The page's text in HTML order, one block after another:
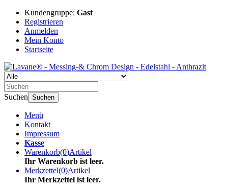
Kundengruppe: Gast
Registrieren
Anmelden
Mein Konto
Startseite
Suchen Suchen
Menü
Kontakt
Impressum
Kasse
Warenkorb(0)Artikel
Ihr Warenkorb ist leer.
Merkzettel(0)Artikel
Ihr Merkzettel ist leer.